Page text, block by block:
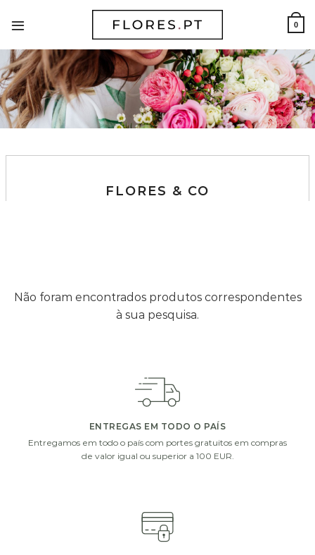
0
FLORES & CO
Não foram encontrados produtos correspondentes
à sua pesquisa.
ENTREGAS EM TODO O PAÍS
Entregamos em todo o país com portes gratuitos em compras
de valor igual ou superior a 100 EUR.